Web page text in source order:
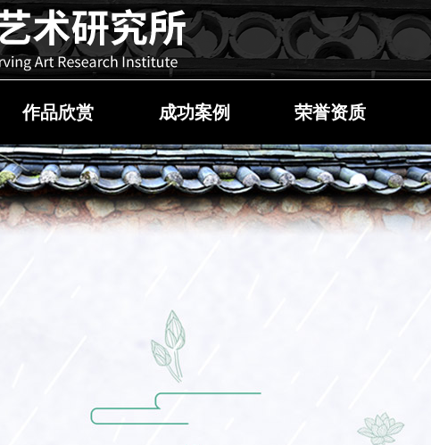
作品欣赏 成功案例 荣誉资质